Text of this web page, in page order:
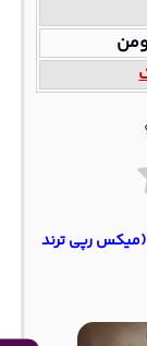
(میکس رپی ترند